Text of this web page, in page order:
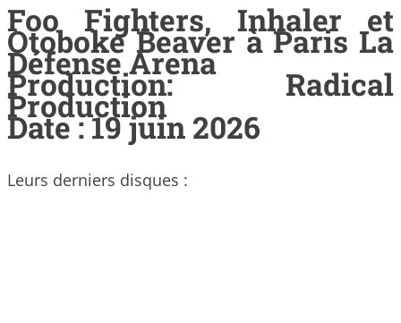
Foo Fighters, Inhaler et
Otoboke Beaver à Paris La
Défense Arena
Production: Radical
Production
Date : 19 juin 2026
Leurs derniers disques :